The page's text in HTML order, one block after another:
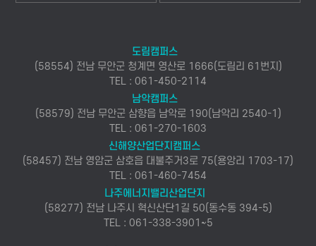
도림캠퍼스
(58554) 전남 무안군 청계면 영산로 1666(도림리 61번지)
TEL : 061-450-2114
남악캠퍼스
(58579) 전남 무안군 삼향읍 남악로 190(남악리 2540-1)
TEL : 061-270-1603
신해양산업단지캠퍼스
(58457) 전남 영암군 삼호읍 대불주거3로 75(용앙리 1703-17)
TEL : 061-460-7454
나주에너지밸리산업단지
(58277) 전남 나주시 혁신산단1길 50(동수동 394-5)
TEL : 061-338-3901~5